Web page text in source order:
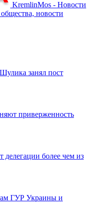
KremlinMos - Новости
новости
занял пост
приверженность
делегации более чем из
ГУР Украины и